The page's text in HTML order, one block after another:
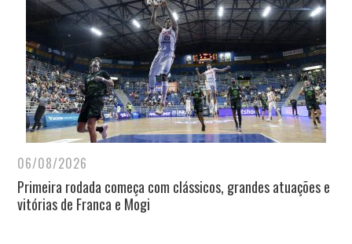
06/08/2026
Primeira rodada começa com clássicos, grandes atuações e
vitórias de Franca e Mogi